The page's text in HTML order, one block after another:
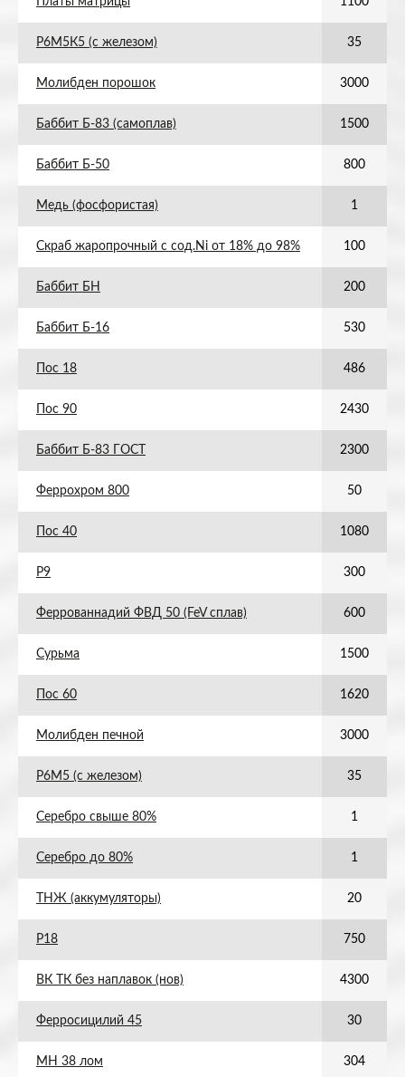
Р6М5К5 (с железом) 35
Молибден порошок 3000
Баббит Б-83 (самоплав) 1500
Баббит Б-50 800
Медь (фосфористая) 1
Скраб жаропрочный с сод.Ni от 18% до 98% 100
Баббит БН 200
Баббит Б-16 530
Пос 18 486
Пос 90 2430
Баббит Б-83 ГОСТ 2300
Феррохром 800 50
Пос 40 1080
Р9 300
Феррованнадий ФВД 50 (FeV сплав) 600
Сурьма 1500
Пос 60 1620
Молибден печной 3000
Р6М5 (с железом) 35
Серебро свыше 80% 1
Серебро до 80% 1
ТНЖ (аккумуляторы) 20
Р18 750
ВК ТК без наплавок (нов) 4300
Ферросицилий 45 30
МН 38 лом 304